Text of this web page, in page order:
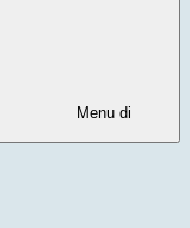
Menu di